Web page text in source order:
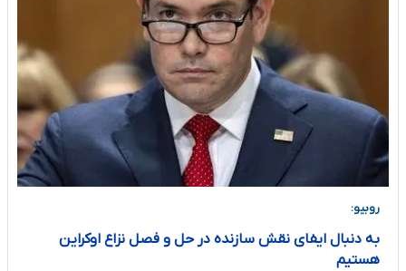
روبیو:
به دنبال ایفای نقش سازنده در حل‌ و فصل نزاع اوکراین
هستیم